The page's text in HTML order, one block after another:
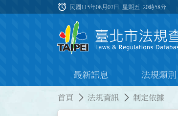
:::
alarm 民國115年08月07日 星期五20時58分
最新訊息 法規類別
首頁 法規資訊 制定依據